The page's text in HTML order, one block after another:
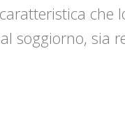
soggiorno, sia